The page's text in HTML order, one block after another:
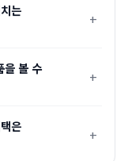
는
을 볼 수
은